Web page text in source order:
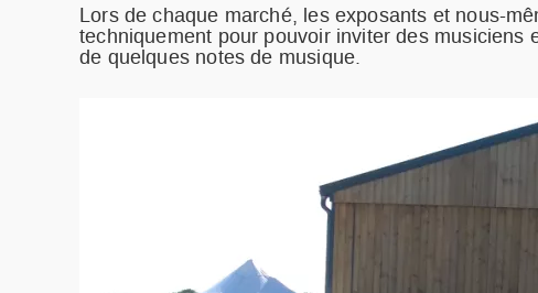
Lors de chaque marché, les exposants et nous-
techniquement pour pouvoir inviter des
de quelques notes de musique.